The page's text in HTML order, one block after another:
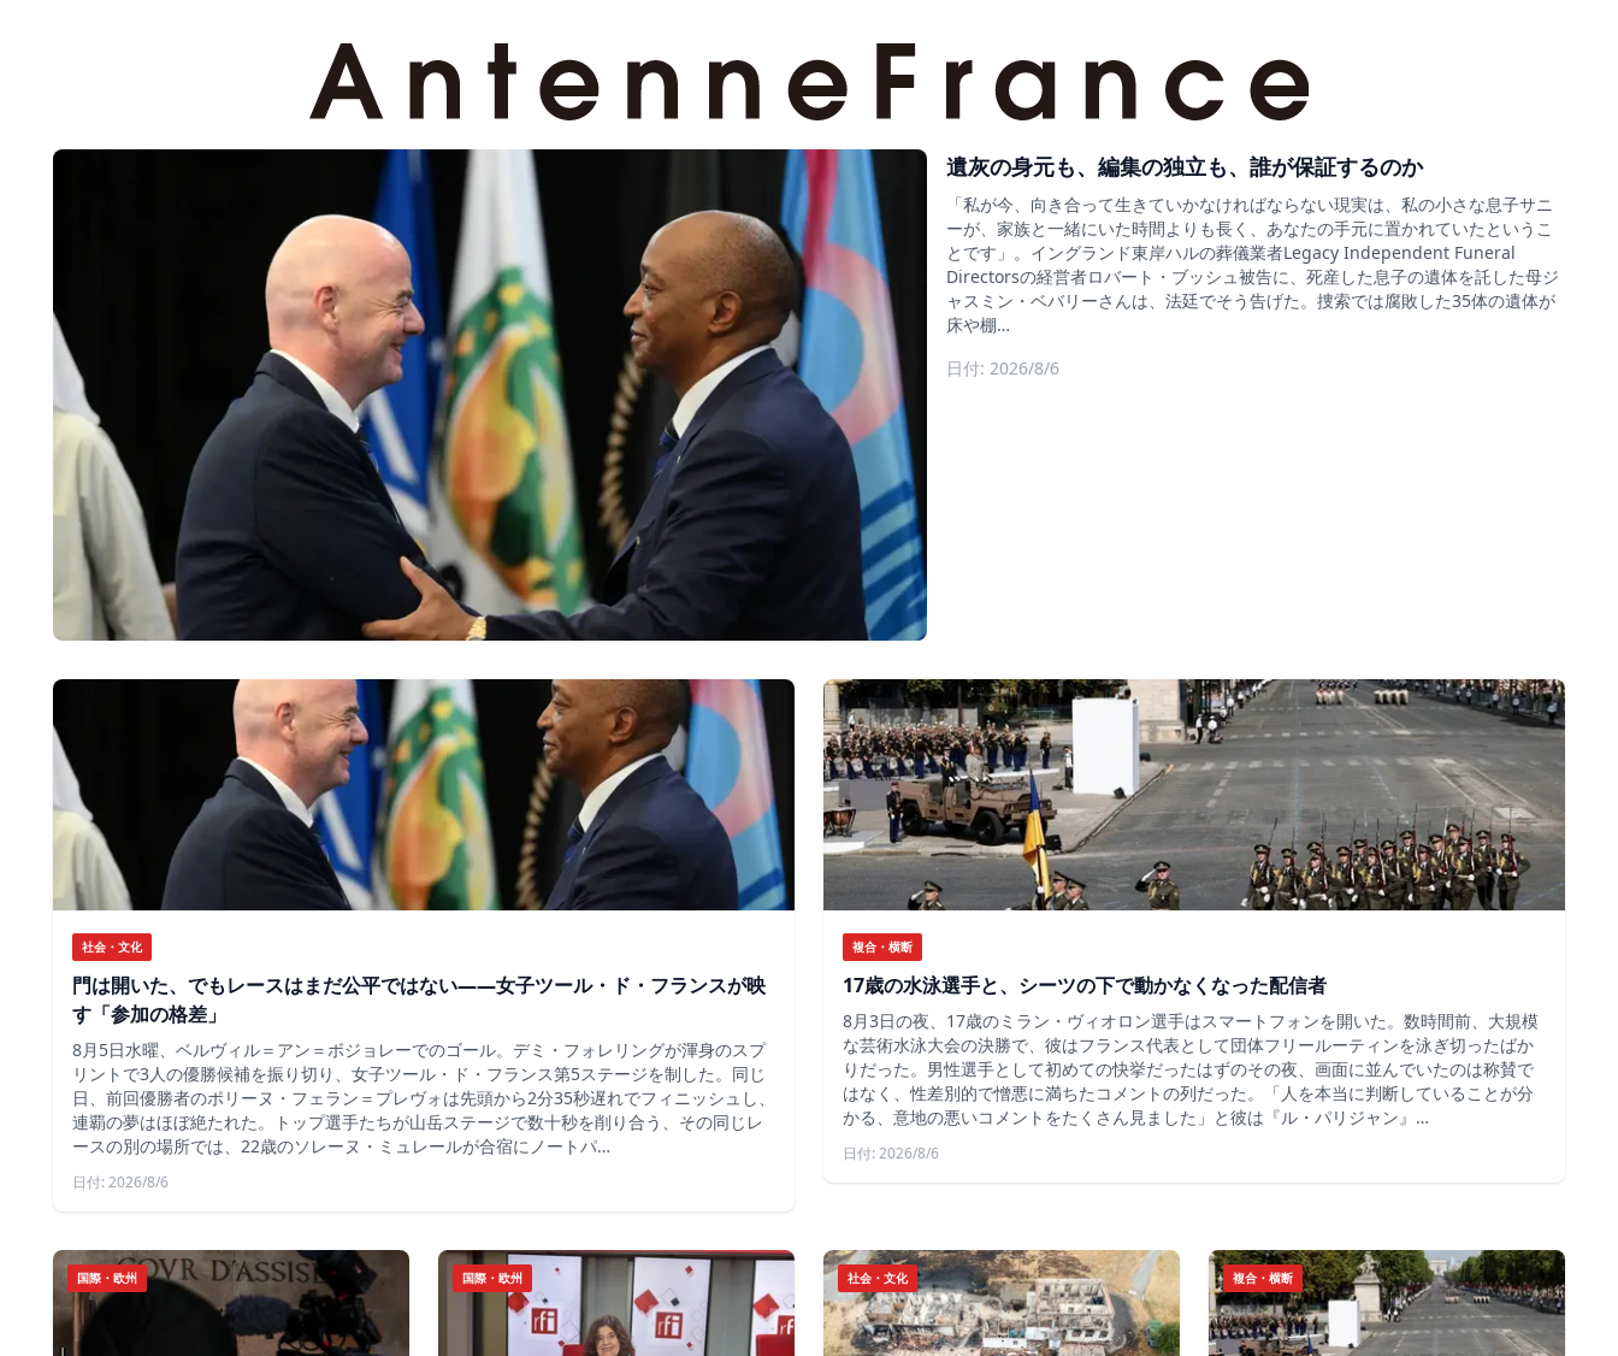
遺灰の身元も、編集の独立も、誰が保証するのか
「私が今、向き合って生きていかなければならない現実は、私の小さな息子サニ
ーが、家族と一緒にいた時間よりも長く、あなたの手元に置かれていたというこ
とです」。イングランド東岸ハルの葬儀業者Legacy Independent Funeral
Directorsの経営者ロバート・ブッシュ被告に、死産した息子の遺体を託した母ジ
ャスミン・ベバリーさんは、法廷でそう告げた。捜索では腐敗した35体の遺体が
床や棚…
日付: 2026/8/6
社会・文化
門は開いた、でもレースはまだ公平ではない――女子ツール・ド・フランスが映
す「参加の格差」
8月5日水曜、ベルヴィル＝アン＝ボジョレーでのゴール。デミ・フォレリングが渾身のスプ
リントで3人の優勝候補を振り切り、女子ツール・ド・フランス第5ステージを制した。同じ
日、前回優勝者のポリーヌ・フェラン＝プレヴォは先頭から2分35秒遅れでフィニッシュし、
連覇の夢はほぼ絶たれた。トップ選手たちが山岳ステージで数十秒を削り合う、その同じレ
ースの別の場所では、22歳のソレーヌ・ミュレールが合宿にノートパ…
日付: 2026/8/6
複合・横断
17歳の水泳選手と、シーツの下で動かなくなった配信者
8月3日の夜、17歳のミラン・ヴィオロン選手はスマートフォンを開いた。数時間前、大規模
な芸術水泳大会の決勝で、彼はフランス代表として団体フリールーティンを泳ぎ切ったばか
りだった。男性選手として初めての快挙だったはずのその夜、画面に並んでいたのは称賛で
はなく、性差別的で憎悪に満ちたコメントの列だった。「人を本当に判断していることが分
かる、意地の悪いコメントをたくさん見ました」と彼は『ル・パリジャン』…
日付: 2026/8/6
国際・欧州 国際・欧州 社会・文化 複合・横断